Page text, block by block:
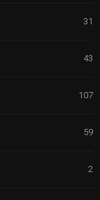
31
43
107
59
2